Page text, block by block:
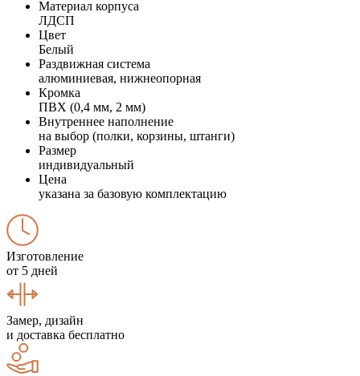
Материал корпуса
ЛДСП
Цвет
Белый
Раздвижная система
алюминиевая, нижнеопорная
Кромка
ПВХ (0,4 мм, 2 мм)
Внутреннее наполнение
на выбор (полки, корзины, штанги)
Размер
индивидуальный
Цена
указана за базовую комплектацию
Изготовление
от 5 дней
Замер, дизайн
и доставка бесплатно